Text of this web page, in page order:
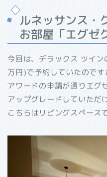
ルネッサンス・
お部屋「エグゼ
今回は、デラックス ツイ
万円)で予約していたので
アワードの申請が通りエグ
アップグレードしていただ
こちらはリビングスペース